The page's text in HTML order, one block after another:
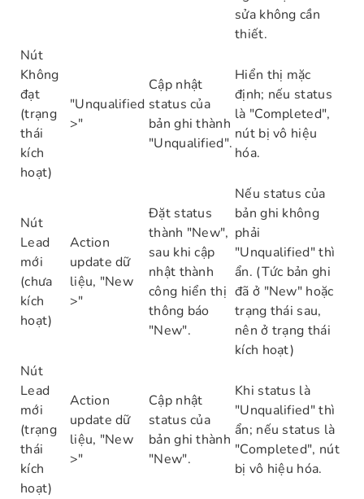
sửa không cần
thiết.
Nút
Không
đạt
(trạng
thái
kích
hoạt)
"Unqualified
>"
Cập nhật
status của
bản ghi thành
"Unqualified".
Hiển thị mặc
định; nếu status
là "Completed",
nút bị vô hiệu
hóa.
Nút
Lead
mới
(chưa
kích
hoạt)
Action
update dữ
liệu, "New
>"
Đặt status
thành "New",
sau khi cập
nhật thành
công hiển thị
thông báo
"New".
Nếu status của
bản ghi không
phải
"Unqualified" thì
ẩn. (Tức bản ghi
đã ở "New" hoặc
trạng thái sau,
nên ở trạng thái
kích hoạt)
Nút
Lead
mới
(trạng
thái
kích
hoạt)
Action
update dữ
liệu, "New
>"
Cập nhật
status của
bản ghi thành
"New".
Khi status là
"Unqualified" thì
ẩn; nếu status là
"Completed", nút
bị vô hiệu hóa.